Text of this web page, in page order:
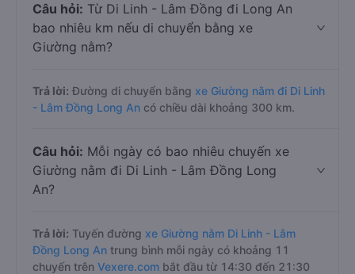
Câu hỏi: Từ Di Linh - Lâm Đồng đi Long An
bao nhiêu km nếu di chuyển bằng xe
Giường nằm?
Trả lời: Đường di chuyển bằng xe Giường nằm đi Di Linh
- Lâm Đồng Long An có chiều dài khoảng 300 km.
Câu hỏi: Mỗi ngày có bao nhiêu chuyến xe
Giường nằm đi Di Linh - Lâm Đồng Long
An?
Trả lời: Tuyến đường xe Giường nằm Di Linh - Lâm
Đồng Long An trung bình mỗi ngày có khoảng 11
chuyến trên Vexere.com bắt đầu từ 14:30 đến 21:30